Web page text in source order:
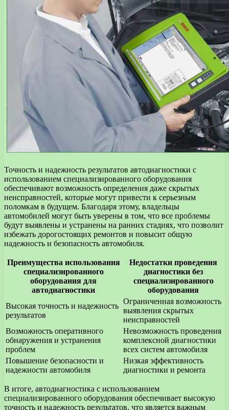
Точность и надежность результатов автодиагностики с
использованием специализированного оборудования
обеспечивают возможность определения даже скрытых
неисправностей, которые могут привести к серьезным
поломкам в будущем. Благодаря этому, владельцы
автомобилей могут быть уверены в том, что все проблемы
будут выявлены и устранены на ранних стадиях, что позволит
избежать дорогостоящих ремонтов и повысит общую
надежность и безопасность автомобиля.
Преимущества использования
специализированного
оборудования для
автодиагностики
Недостатки проведения
диагностики без
специализированного
оборудования
Высокая точность и надежность
результатов
Ограниченная возможность
выявления скрытых
неисправностей
Возможность оперативного
обнаружения и устранения
проблем
Невозможность проведения
комплексной диагностики
всех систем автомобиля
Повышение безопасности и
надежности автомобиля
Низкая эффективность
диагностики и ремонта
В итоге, автодиагностика с использованием
специализированного оборудования обеспечивает высокую
точность и надежность результатов, что является важным